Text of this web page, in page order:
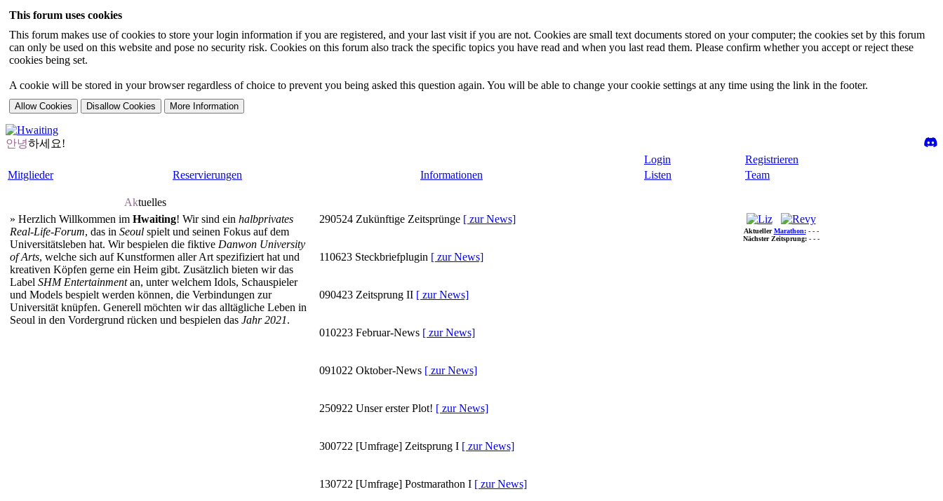
This forum uses cookies
This forum makes use of cookies to store your login information if you are registered, and your last visit if you are not. Cookies are small text documents stored on your computer; the cookies set by this forum
can only be used on this website and pose no security risk. Cookies on this forum also track the specific topics you have read and when you last read them. Please confirm whether you accept or reject these
cookies being set.
A cookie will be stored in your browser regardless of choice to prevent you being asked this question again. You will be able to change your cookie settings at any time using the link in the footer.
안녕하세요!
Login
Registrieren
Mitglieder
Reservierungen Informationen Listen Team
Aktuelles
» Herzlich Willkommen im Hwaiting! Wir sind ein halbprivates
Real-Life-Forum, das in Seoul spielt und seinen Fokus auf dem
Universitätsleben hat. Wir bespielen die fiktive Danwon University
of Arts, welche sich auf Kunstformen aller Art spezifiziert hat und
kreativen Köpfen gerne ein Heim gibt. Zusätzlich bieten wir das
Label SHM Entertainmentan, unter welchem Idols, Schauspieler
und Models bespielt werden können, die Verbindungen zur
Universität knüpfen. Generell möchten wir das alltägliche Leben in
Seoul in den Vordergrund rücken und bespielen das Jahr 2021.
290524 Zukünftige Zeitsprünge [ zur News]
110623 Steckbriefplugin [ zur News]
090423 Zeitsprung II [ zur News]
010223 Februar-News [ zur News]
091022 Oktober-News [ zur News]
250922 Unser erster Plot! [ zur News]
300722 [Umfrage] Zeitsprung I [ zur News]
130722 [Umfrage] Postmarathon I [ zur News]
AktuellerMarathon:- - -
Nächster Zeitsprung:- - -